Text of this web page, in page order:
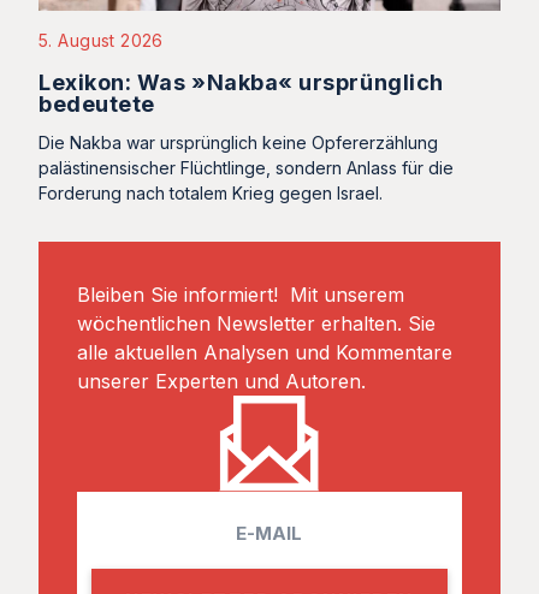
5. August 2026
Lexikon: Was »Nakba« ursprünglich
bedeutete
Die Nakba war ursprünglich keine Opfererzählung
palästinensischer Flüchtlinge, sondern Anlass für die
Forderung nach totalem Krieg gegen Israel.
Bleiben Sie informiert! Mit unserem
wöchentlichen Newsletter erhalten. Sie
alle aktuellen Analysen und Kommentare
unserer Experten und Autoren.
a